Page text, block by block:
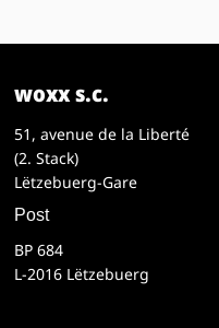
woxx s.c.
51, avenue de la Liberté
(2. Stack)
Lëtzebuerg-Gare
Post
BP 684
L-2016 Lëtzebuerg